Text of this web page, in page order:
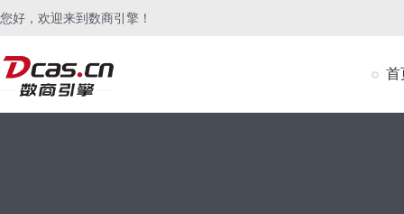
您好，欢迎来到数商引擎！
首